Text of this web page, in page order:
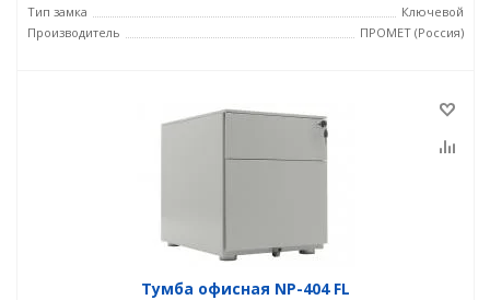
Тип замка
Ключевой
Производитель
ПРОМЕТ (Россия)
Тумба офисная NP-404 FL